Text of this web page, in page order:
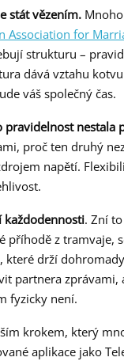
stát vězením.
Association for
strukturu –
dává vztahu
váš společný čas.
pravidelnost nestala
proč ten druhý
napětí.
každodennosti. Zní
příhodě z tramvaje,
které drží
partnera zprávami,
fyzicky není.
krokem, který
aplikace jako